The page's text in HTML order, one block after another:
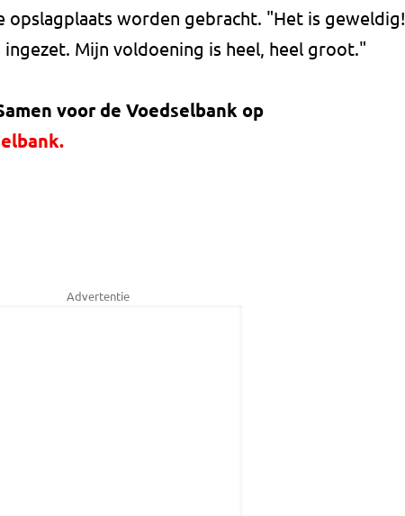
opslagplaats worden gebracht. "Het is geweldig!
Mijn voldoening is heel, heel groot."
voor de Voedselbank op
Advertentie